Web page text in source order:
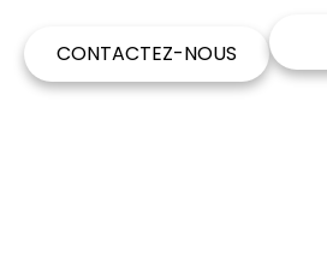
CONTACTEZ-NOUS